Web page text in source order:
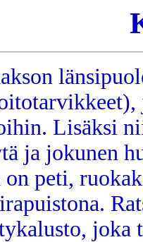
Lisäksi
ja jokunen
on peti,
joka